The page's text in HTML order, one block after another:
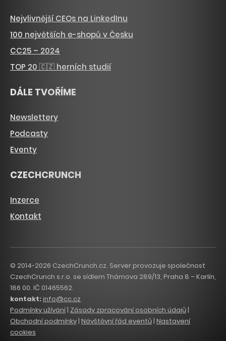
Nejvlivnější CEOs na LinkedInu
100 největších e-shopů v Česku
CC25 – 2024
TOP 20 🇨🇿 herních studií
DÁLE TVOŘÍME
Newslettery
Podcasty
Eventy
CZECHCRUNCH
Inzerce
Kontakt
© 2014-2026 CzechCrunch.cz. Server provozuje společnost
CzechCrunch s.r.o. se sídlem Thámova 289/13, Praha 8 – Karlín,
186 00. IČ 01465562.
kontakt:info@cc.cz
Podmínky užívání| Zásady zpracování osobních údajů|
Obchodní podmínky| Návštěvní řád eventů | Nastavení
cookies